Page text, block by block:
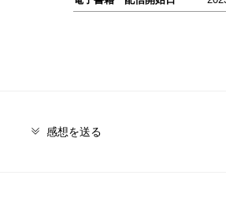
感想を送る